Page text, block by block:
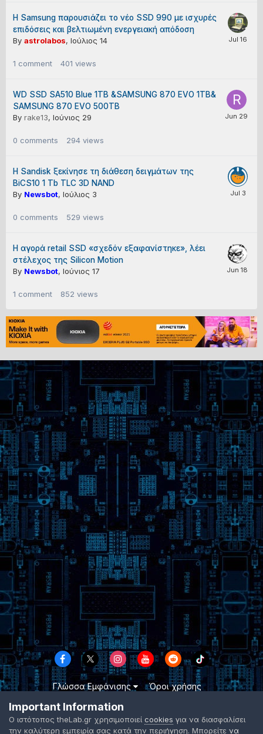
Η Samsung παρουσιάζει το νέο SSD 990 με ισχυρές
επιδόσεις και βελτιωμένη ενεργειακή απόδοση
By astrolabos, Ιούλιος 14
1 comment 401 views
WD SSD SA510 Blue 1TB &SAMSUNG 870 EVO 1TB&
SAMSUNG 870 EVO 500TB
By rake13, Ιούνιος 29
0 comments 294 views
Η Sandisk ξεκίνησε τη διάθεση δειγμάτων της
BiCS10 1 Tb TLC 3D NAND
By Newsbot, Ιούλιος 3
0 comments 529 views
Η αγορά retail SSD «σχεδόν εξαφανίστηκε», λέει
στέλεχος της Silicon Motion
By Newsbot, Ιούνιος 17
1 comment 852 views
Γλώσσα Εμφάνισης
Όροι χρήσης
TheLab.gr 2003 -
Powered by Invision Community
Important Information
Ο ιστότοπος theLab.gr χρησιμοποιεί cookies για να διασφαλίσει
την καλύτερη εμπειρία σας κατά την περιήγηση. Μπορείτε να